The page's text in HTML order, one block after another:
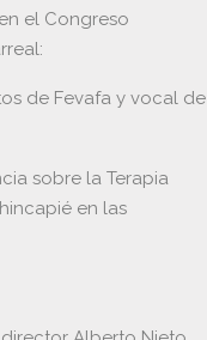
el Congreso
de Fevafa y vocal de
sobre la Terapia
en las